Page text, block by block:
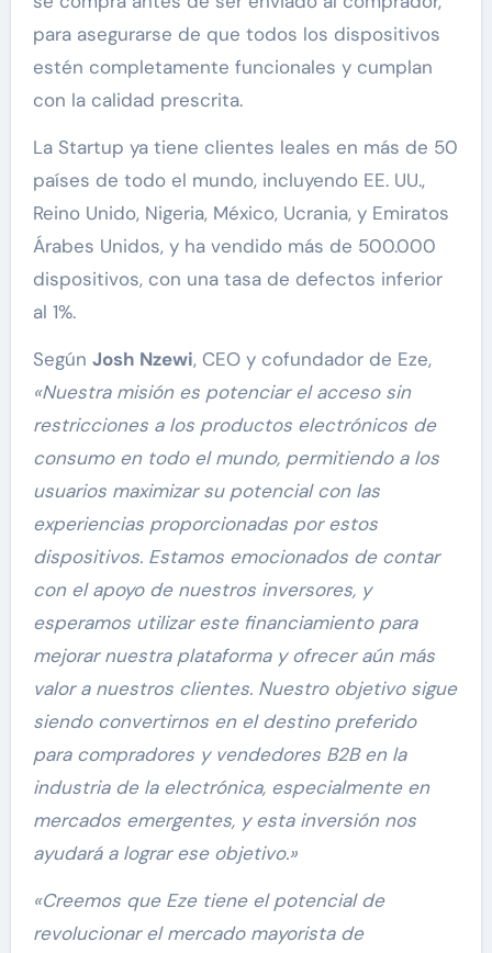
para asegurarse de que todos los dispositivos
estén completamente funcionales y cumplan
con la calidad prescrita.
La Startup ya tiene clientes leales en más de 50
países de todo el mundo, incluyendo EE. UU.,
Reino Unido, Nigeria, México, Ucrania, y Emiratos
Árabes Unidos, y ha vendido más de 500.000
dispositivos, con una tasa de defectos inferior
al 1%.
Según Josh Nzewi, CEO y cofundador de Eze,
«Nuestra misión es potenciar el acceso sin
restricciones a los productos electrónicos de
consumo en todo el mundo, permitiendo a los
usuarios maximizar su potencial con las
experiencias proporcionadas por estos
dispositivos. Estamos emocionados de contar
con el apoyo de nuestros inversores, y
esperamos utilizar este financiamiento para
mejorar nuestra plataforma y ofrecer aún más
valor a nuestros clientes. Nuestro objetivo sigue
siendo convertirnos en el destino preferido
para compradores y vendedores B2B en la
industria de la electrónica, especialmente en
mercados emergentes, y esta inversión nos
ayudará a lograr ese objetivo.»
«Creemos que Eze tiene el potencial de
revolucionar el mercado mayorista de